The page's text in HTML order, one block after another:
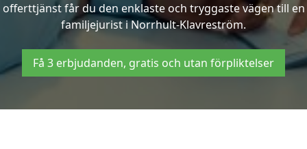
offerttjänst får du den enklaste och tryggaste vägen till en
familjejurist i Norrhult-Klavreström.
Få 3 erbjudanden, gratis och utan förpliktelser